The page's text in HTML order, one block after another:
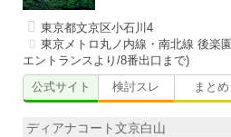
東京都文京区小石川4
東京メトロ丸ノ内線・南北線 後楽
エントランスより/8番出口まで)
公式サイト
検討スレ まとめ
ディアナコート文京白山